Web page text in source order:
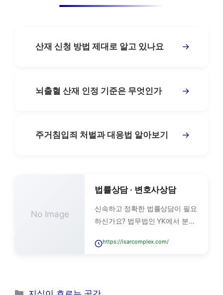
산재 신청 방법 제대로 알고 있나요 →
뇌출혈 산재 인정 기준은 무엇인가 →
주거침입죄 처벌과 대응법 알아보기 →
No Image
법률상담 · 변호사상담
신속하고 정확한 법률상담이 필요
하신가요? 법무법인 YK에서 분야
받아보세요.
https://isarcomplex.com/
카